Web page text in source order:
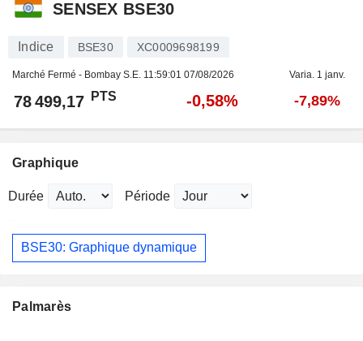
SENSEX BSE30
Indice BSE30 XC0009698199
Marché Fermé - Bombay S.E. 11:59:01 07/08/2026 Varia. 1 janv.
78 499,17 PTS -0,58% -7,89%
Graphique
Durée Période
BSE30: Graphique dynamique
Palmarès